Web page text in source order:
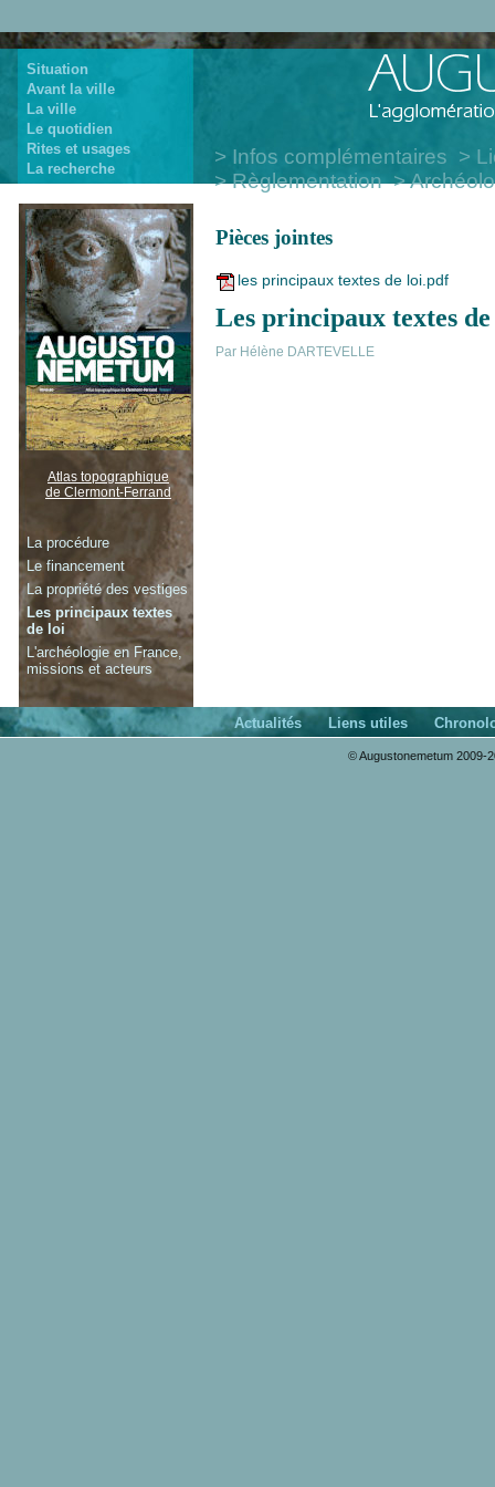
Situation
Avant la ville
La ville
Le quotidien
Rites et usages
La recherche
Infos complémentaires
Règlementation
Pièces jointes
les principaux textes de loi.pdf
Les principaux textes
Par Hélène DARTEVELLE
Atlas topographique
de Clermont-Ferrand
La procédure
Le financement
La propriété des vestiges
Les principaux textes
de loi
L'archéologie en France,
missions et acteurs
Actualités Liens utiles
© Augustonemetum 2009-